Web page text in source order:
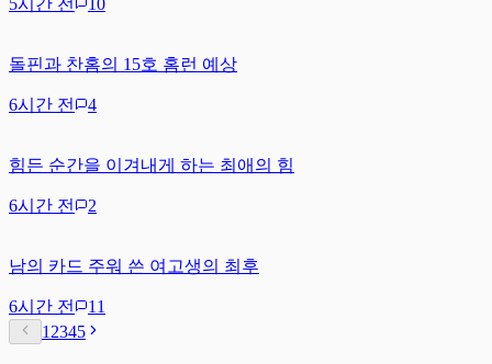
돌핀과 찬홈의 15호 홈런 예상
6시간 전 4
힘든 순간을 이겨내게 하는 최애의 힘
6시간 전 2
남의 카드 주워 쓴 여고생의 최후
6시간 전
11
1 2345